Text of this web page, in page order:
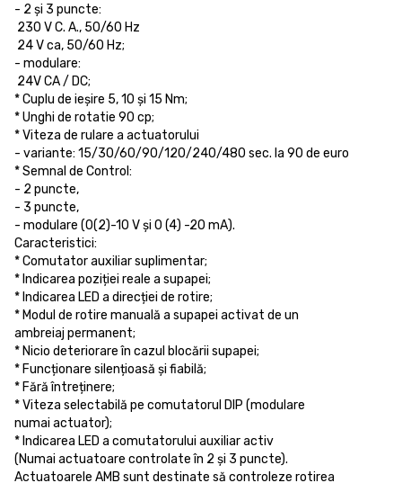
- 2 și 3 puncte:
230 V C. A., 50/60 Hz
24 V ca, 50/60 Hz;
- modulare:
24V CA / DC;
* Cuplu de ieșire 5, 10 și 15 Nm;
* Unghi de rotatie 90 cp;
* Viteza de rulare a actuatorului
- variante: 15/30/60/90/120/240/480 sec. la 90 de euro
* Semnal de Control:
- 2 puncte,
- 3 puncte,
- modulare (0(2)-10 V și 0 (4) -20 mA).
Caracteristici:
* Comutator auxiliar suplimentar;
* Indicarea poziției reale a supapei;
* Indicarea LED a direcției de rotire;
* Modul de rotire manuală a supapei activat de un
ambreiaj permanent;
* Nicio deteriorare în cazul blocării supapei;
* Funcționare silențioasă și fiabilă;
* Fără întreținere;
* Viteza selectabilă pe comutatorul DIP (modulare
numai actuator);
* Indicarea LED a comutatorului auxiliar activ
(Numai actuatoare controlate în 2 și 3 puncte).
Actuatoarele AMB sunt destinate să controleze rotirea